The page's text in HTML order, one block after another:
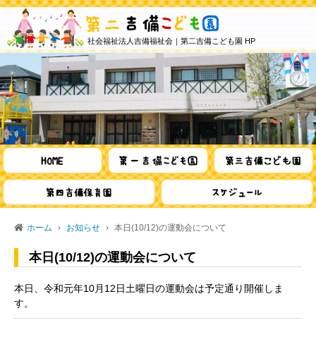
社会福祉法人吉備福祉会｜第二吉備こども園 HP
ホーム お知らせ 本日(10/12)の運動会について
本日(10/12)の運動会について
本日、令和元年10月12日土曜日の運動会は予定通り開催しま
す。